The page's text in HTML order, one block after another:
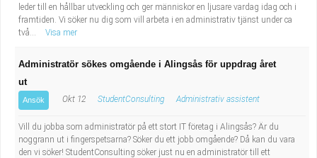
leder till en hållbar utveckling och ger människor en ljusare vardag idag och i
framtiden. Vi söker nu dig som vill arbeta i en administrativ tjänst under ca
två...
Visa mer
Administratör sökes omgående i Alingsås för uppdrag året
ut
Ansök Okt 12 StudentConsulting Administrativ assistent
Vill du jobba som administratör på ett stort IT företag i Alingsås? Är du
noggrann ut i fingerspetsarna? Söker du ett jobb omgående? Då kan du vara
den vi söker! StudentConsulting söker just nu en administratör till ett